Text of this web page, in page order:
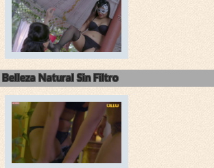
Belleza Natural Sin Filtro